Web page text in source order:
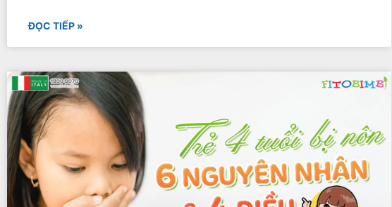
ĐỌC TIẾP »